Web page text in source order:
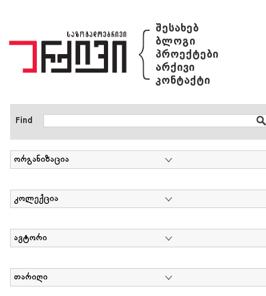
{ შესახებ
ბლოგი
პროექტები
არქივი
კონტაქტი
Find
ორგანიზაცია
კოლექცია
ავტორი
თარიღი